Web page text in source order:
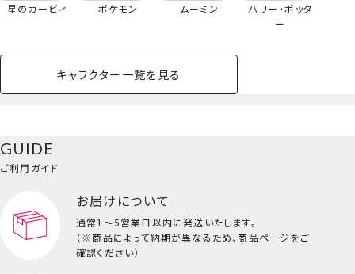
星のカービィ ポケモン ムーミン
ハリー・ポッタ
ー
キャラクター一覧を見る
イクアップ
ビューティーコスメ一覧を見る
バッグ・タオル・
小物
キッズ一覧を見る
GUIDE
ご利用ガイド
お届けについて
通常1～5営業日以内に発送いたします。
（※商品によって納期が異なるため、商品ページをご
確認ください）